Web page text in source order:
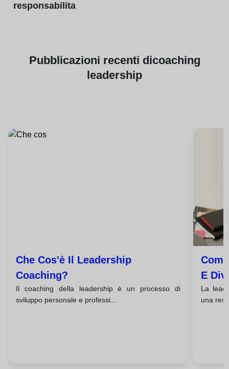
responsabilita
Pubblicazioni recenti dicoaching
leadership
Che Cos'è Il Leadership
Coaching?
Il coaching della leadership è un processo di
sviluppo personale e professi...
E
La
una